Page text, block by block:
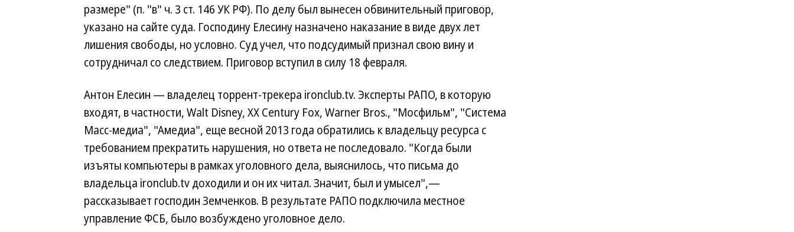
размере" (п. "в" ч. 3 ст. 146 УК РФ). По делу был вынесен обвинительный приговор,
указано на сайте суда. Господину Елесину назначено наказание в виде двух лет
лишения свободы, но условно. Суд учел, что подсудимый признал свою вину и
сотрудничал со следствием. Приговор вступил в силу 18 февраля.
Антон Елесин — владелец торрент-трекера ironclub.tv. Эксперты РАПО, в которую
входят, в частности, Walt Disney, XX Century Fox, Warner Bros., "Мосфильм", "Система
Масс-медиа", "Амедиа", еще весной 2013 года обратились к владельцу ресурса с
требованием прекратить нарушения, но ответа не последовало. "Когда были
изъяты компьютеры в рамках уголовного дела, выяснилось, что письма до
владельца ironclub.tv доходили и он их читал. Значит, был и умысел",—
рассказывает господин Земченков. В результате РАПО подключила местное
управление ФСБ, было возбуждено уголовное дело.